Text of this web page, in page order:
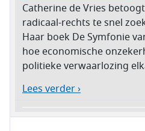
Catherine de Vries
radicaal-rechts te snel
Haar boek De Symfonie
hoe economische
politieke verwaarlozing
Lees verder ›